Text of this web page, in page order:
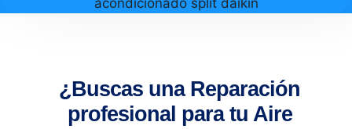
¿Buscas una Reparación
profesional para tu Aire